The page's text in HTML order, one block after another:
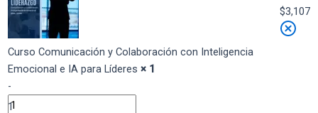
Curso Comunicación y Colaboración con Inteligencia
Emocional e IA para Líderes × 1
-
$3,107
1